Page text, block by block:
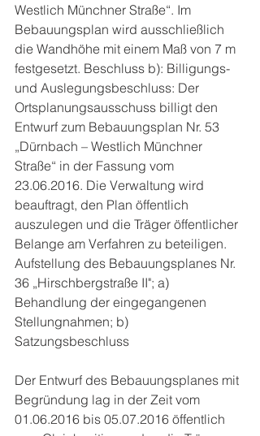
Westlich Münchner Straße“. Im
Bebauungsplan wird ausschließlich
die Wandhöhe mit einem Maß von 7 m
festgesetzt. Beschluss b): Billigungs-
und Auslegungsbeschluss: Der
Ortsplanungsausschuss billigt den
Entwurf zum Bebauungsplan Nr. 53
„Dürnbach – Westlich Münchner
Straße“ in der Fassung vom
23.06.2016. Die Verwaltung wird
beauftragt, den Plan öffentlich
auszulegen und die Träger öffentlicher
Belange am Verfahren zu beteiligen.
Aufstellung des Bebauungsplanes Nr.
36 „Hirschbergstraße II"; a)
Behandlung der eingegangenen
Stellungnahmen; b)
Satzungsbeschluss
Der Entwurf des Bebauungsplanes mit
Begründung lag in der Zeit vom
01.06.2016 bis 05.07.2016 öffentlich